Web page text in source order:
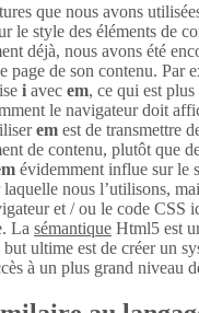
que nous avons
le style des éléments de
déjà, nous avons été
page de son contenu. Par
i avec em, ce qui est
le navigateur doit
em est de transmettre
de contenu, plutôt que
évidemment influe sur le
nous l’utilisons,
et / ou le code CSS
La sémantique Html5 est
ultime est de créer un
à un plus grand niveau